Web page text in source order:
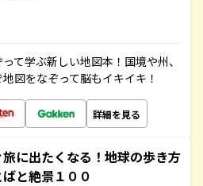
て学ぶ新しい地図本！国境や州、
図をなぞって脳もイキイキ！
詳細を見る
に出たくなる！地球の歩き方
と絶景１００